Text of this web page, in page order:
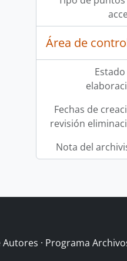
Área de
Fechas de
revisión
Nota del
· Programa